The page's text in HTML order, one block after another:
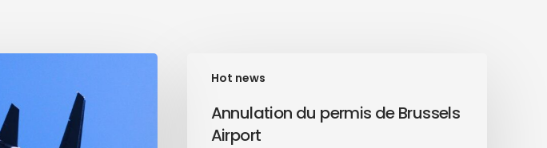
Hot news
Annulation du permis de Brussels
Airport